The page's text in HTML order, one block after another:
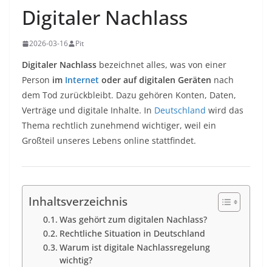
Digitaler Nachlass
2026-03-16 Pit
Digitaler Nachlass bezeichnet alles, was von einer
Person im Internet oder auf digitalen Geräten nach
dem Tod zurückbleibt. Dazu gehören Konten, Daten,
Verträge und digitale Inhalte. In Deutschland wird das
Thema rechtlich zunehmend wichtiger, weil ein
Großteil unseres Lebens online stattfindet.
Inhaltsverzeichnis
Was gehört zum digitalen Nachlass?
Rechtliche Situation in Deutschland
Warum ist digitale Nachlassregelung
wichtig?